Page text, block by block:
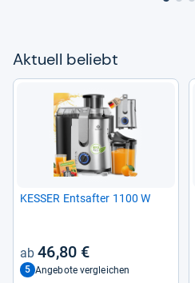
Aktu­ell beliebt
KES­SER Ent­saf­ter 1100 W
46,80 €
5 Angebote vergleichen